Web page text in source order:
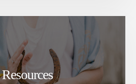
Resources